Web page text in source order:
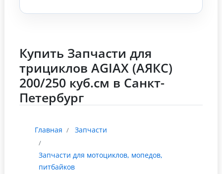
Купить Запчасти для
трициклов AGIAX (АЯКС)
200/250 куб.см в Санкт-
Петербург
Главная Запчасти
Запчасти для мотоциклов, мопедов,
питбайков